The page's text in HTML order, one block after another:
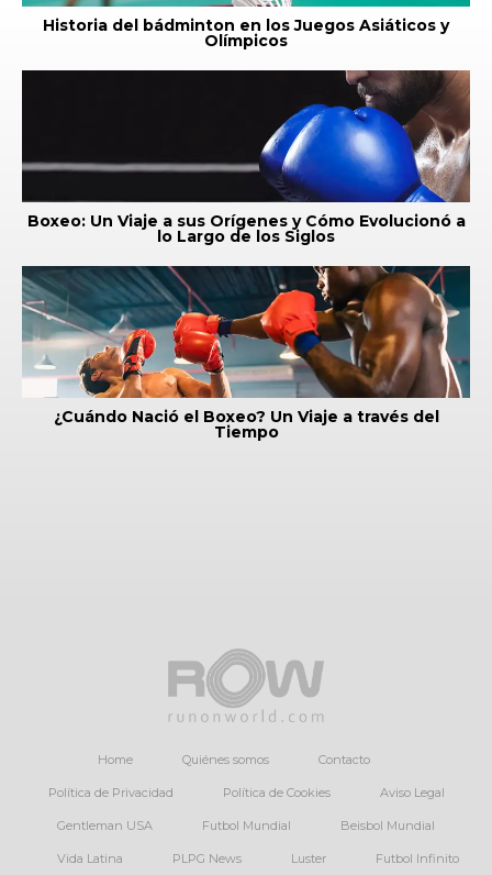
Historia del bádminton en los Juegos Asiáticos y
Olímpicos
Boxeo: Un Viaje a sus Orígenes y Cómo Evolucionó a
lo Largo de los Siglos
¿Cuándo Nació el Boxeo? Un Viaje a través del
Tiempo
Home Quiénes somos Contacto
Política de Privacidad Política de Cookies Aviso Legal
Gentleman USA Futbol Mundial Beisbol Mundial
Vida Latina PLPG News Luster Futbol Infinito